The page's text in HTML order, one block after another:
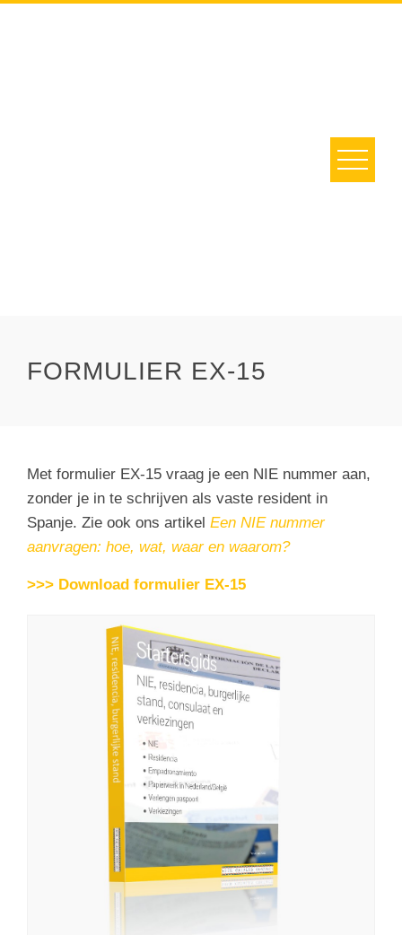
FORMULIER EX-15
Met formulier EX-15 vraag je een NIE nummer aan,
zonder je in te schrijven als vaste resident in
Spanje. Zie ook ons artikel Een NIE nummer
aanvragen: hoe, wat, waar en waarom?
>>> Download formulier EX-15